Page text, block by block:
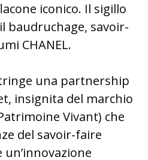
iconico. Il sigillo
baudruchage, savoir-
CHANEL.
una partnership
insignita del marchio
Vivant) che
del savoir-faire